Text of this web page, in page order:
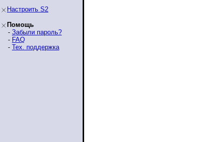
Настроить S2
Помощь
- Забыли пароль?
- FAQ
- Тех. поддержка